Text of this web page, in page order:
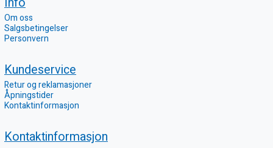
Om oss
Salgsbetingelser
Personvern
Kundeservice
Retur og reklamasjoner
Åpningstider
Kontaktinformasjon
Kontaktinformasjon